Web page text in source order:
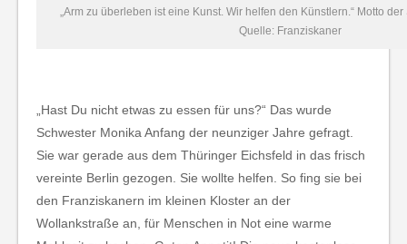
„Arm zu überleben ist eine Kunst. Wir helfen den Künstlern.“ Motto
Quelle: Franziskaner
„Hast Du nicht etwas zu essen für uns?“ Das wurde
Schwester Monika Anfang der neunziger Jahre gefragt.
Sie war gerade aus dem Thüringer Eichsfeld in das frisch
vereinte Berlin gezogen. Sie wollte helfen. So fing sie bei
den Franziskanern im kleinen Kloster an der
Wollankstraße an, für Menschen in Not eine warme